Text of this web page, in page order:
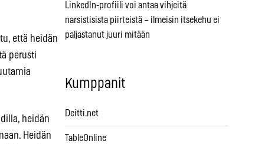
että heidän
perusti
heidän
Heidän
LinkedIn-profiili voi antaa vihjeitä
narsistisista piirteistä – ilmeisin itsekehu ei
paljastanut juuri mitään
Kumppanit
Deitti.net
TableOnline